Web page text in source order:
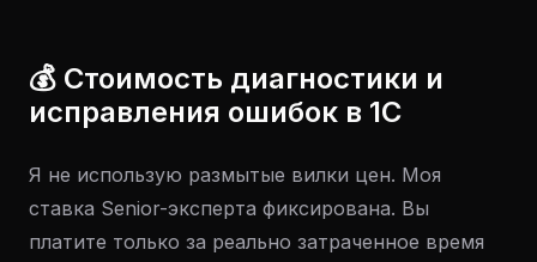
💰 Стоимость диагностики и
исправления ошибок в 1С
Я не использую размытые вилки цен. Моя
ставка Senior-эксперта фиксирована. Вы
платите только за реально затраченное время